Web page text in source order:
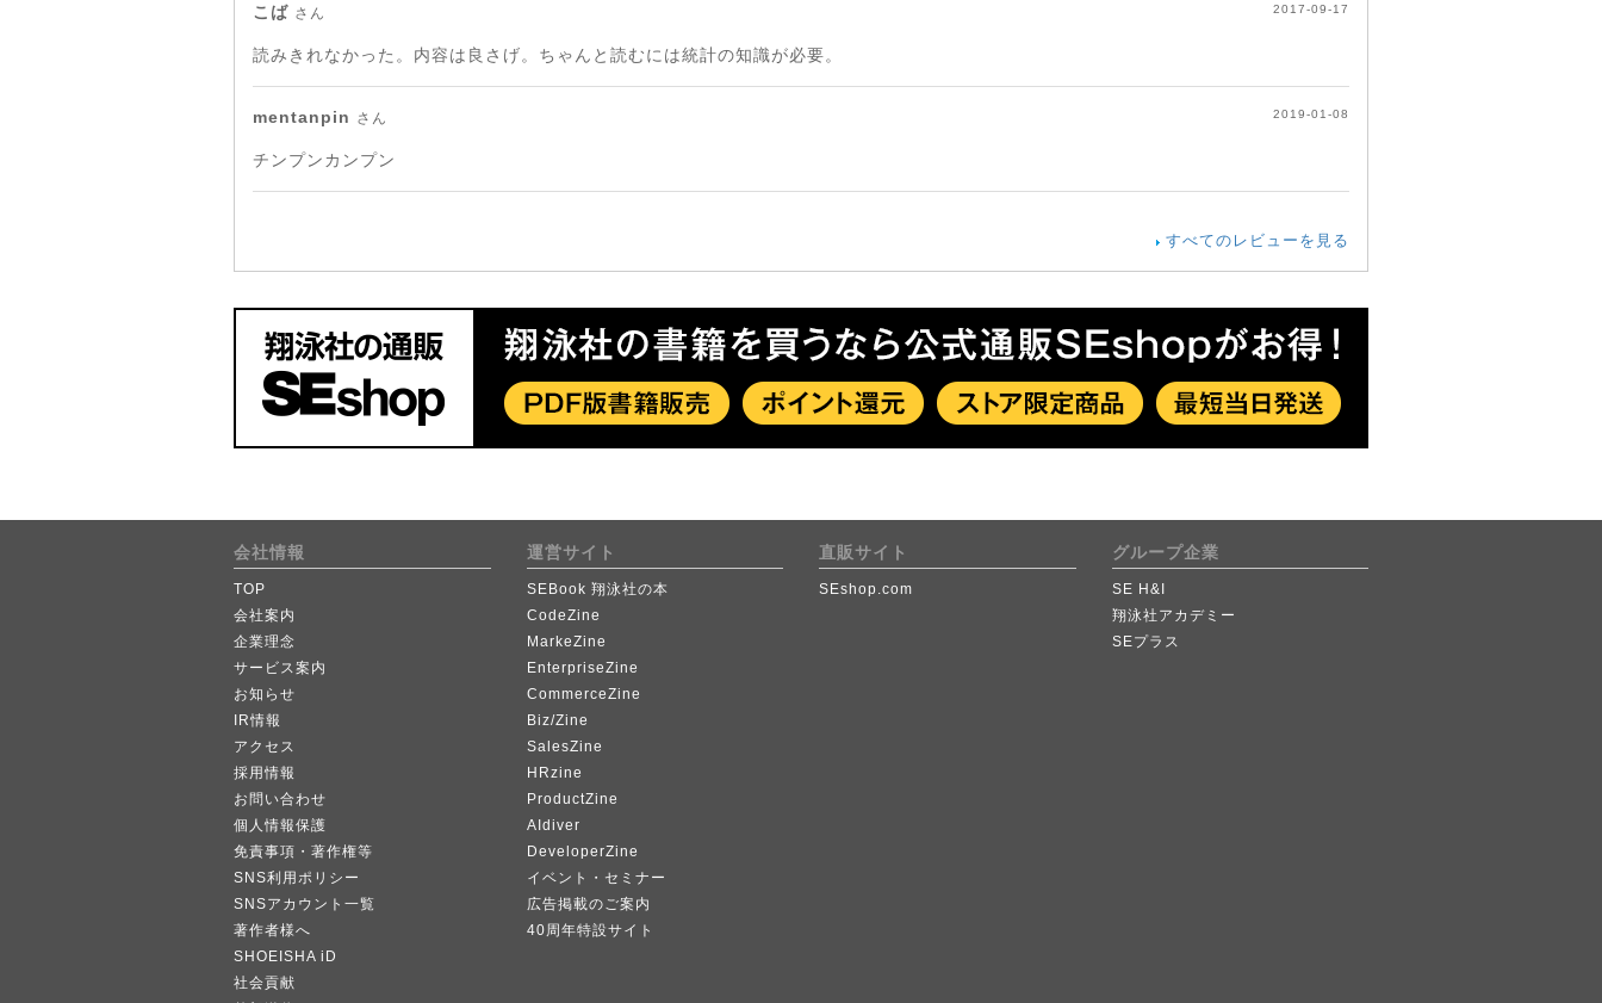
こば さん 2017-09-17
読みきれなかった。内容は良さげ。ちゃんと読むには統計の知識が必要。
mentanpin さん 2019-01-08
チンプンカンプン
すべてのレビューを見る
会社情報
TOP
会社案内
企業理念
サービス案内
お知らせ
IR情報
アクセス
採用情報
お問い合わせ
個人情報保護
免責事項・著作権等
SNS利用ポリシー
SNSアカウント一覧
著作者様へ
SHOEISHA iD
社会貢献
運営サイト
SEBook 翔泳社の本
CodeZine
MarkeZine
EnterpriseZine
CommerceZine
Biz/Zine
SalesZine
HRzine
ProductZine
AIdiver
DeveloperZine
イベント・セミナー
広告掲載のご案内
40周年特設サイト
直販サイト
SEshop.com
グループ企業
SE H&I
翔泳社アカデミー
SEプラス